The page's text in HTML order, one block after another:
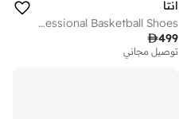
انتا
Professional Basketball Shoes
499
توصيل مجاني